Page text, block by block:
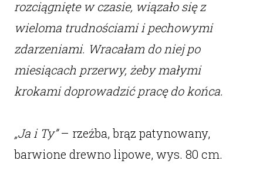
rozciągnięte w czasie, wiązało się z
wieloma trudnościami i pechowymi
zdarzeniami. Wracałam do niej po
miesiącach przerwy, żeby małymi
krokami doprowadzić pracę do końca.
„Ja i Ty”– rzeźba, brąz patynowany,
barwione drewno lipowe, wys. 80 cm.